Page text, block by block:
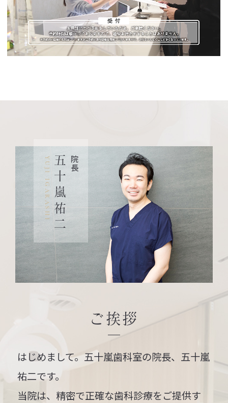
院長
五十嵐祐二
YUJI IGARASHI
ご挨拶
はじめまして。五十嵐歯科室の院長、五十嵐
祐二です。
当院は、精密で正確な歯科診療をご提供す